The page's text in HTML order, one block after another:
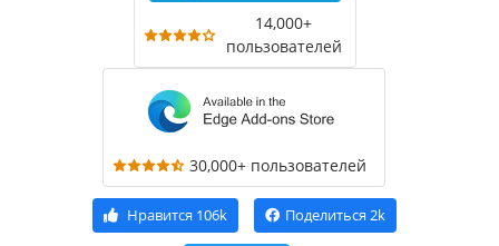
14,000+
пользователей
30,000+ пользователей
Нравится 106k Поделиться 2k